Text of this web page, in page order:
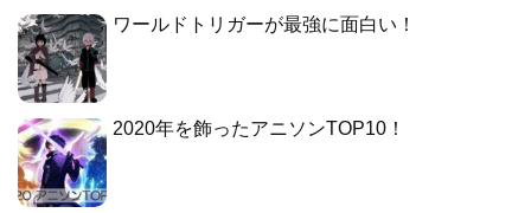
ワールドトリガーが最強に面白い！
2020年を飾ったアニソンTOP10！